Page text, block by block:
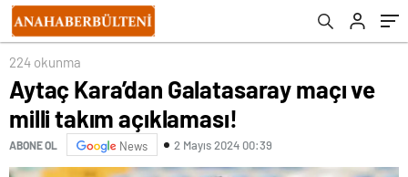
224 okunma
Aytaç Kara’dan Galatasaray maçı ve
milli takım açıklaması!
ABONE OL News 2 Mayıs 2024 00:39